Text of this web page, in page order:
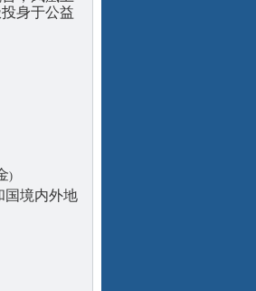
身于公益
)
国境内外地